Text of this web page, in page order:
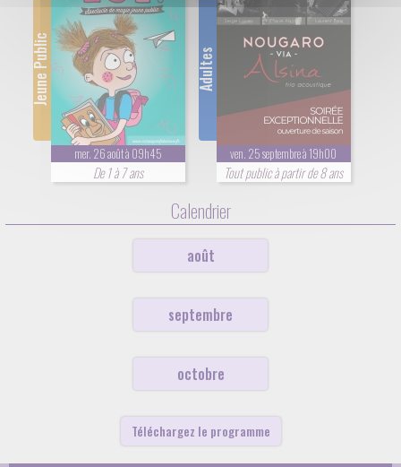
Jeune Public
mer. 26 août à 09h45
De 1 à 7 ans
Adultes
ven. 25 septembre à 19h00
Tout public à partir de 8 ans
Calendrier
août
septembre
octobre
Téléchargez le programme